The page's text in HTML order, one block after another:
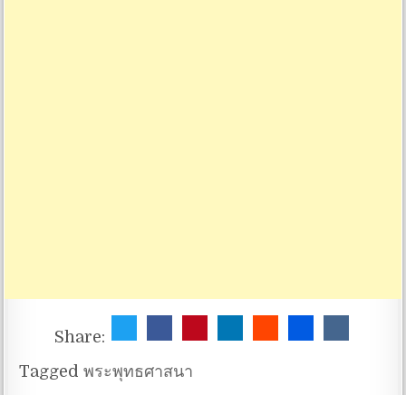
Share:
Taggedพระพุทธศาสนา